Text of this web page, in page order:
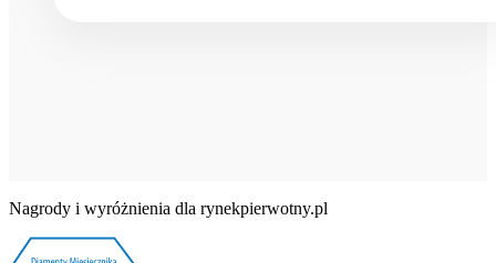
Nagrody i wyróżnienia dla rynekpierwotny.pl